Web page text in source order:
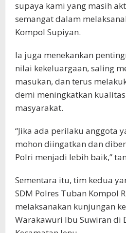
supaya kami yang masih
semangat dalam
Kompol Supiyan.
Ia juga menekankan
nilai kekeluargaan, saling
masukan, dan terus
demi meningkatkan
masyarakat.
“Jika ada perilaku anggota
mohon diingatkan dan
Polri menjadi lebih baik,”
Sementara itu, tim kedua
SDM Polres Tuban Kompol
melaksanakan kunjungan
Warakawuri Ibu Suwiran di